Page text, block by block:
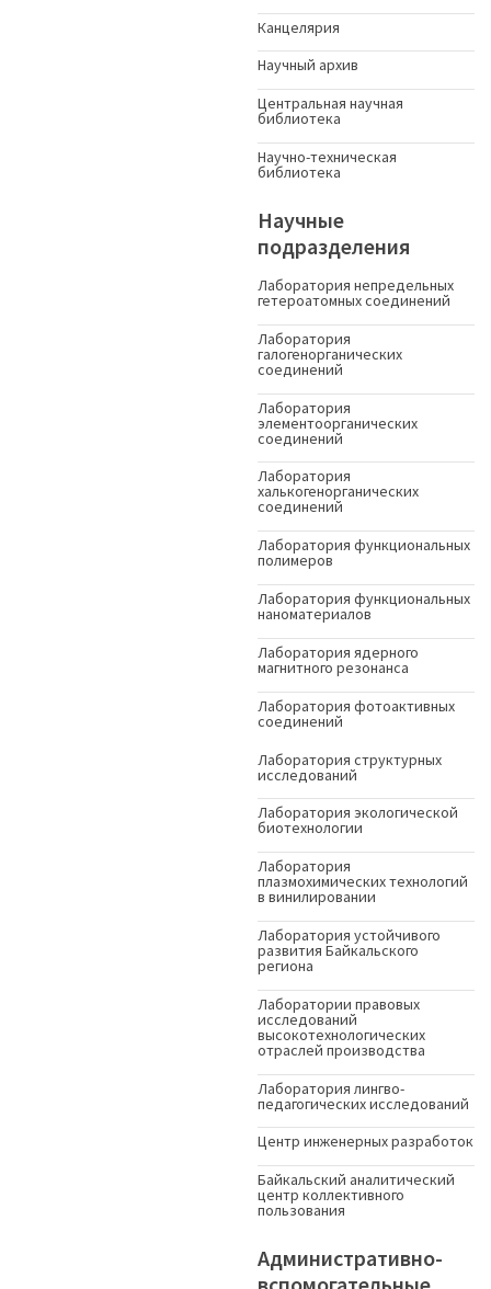
Канцелярия
Научный архив
Центральная научная
библиотека
Научно-техническая
библиотека
Научные
подразделения
Лаборатория непредельных
гетероатомных соединений
Лаборатория
галогенорганических
соединений
Лаборатория
элементоорганических
соединений
Лаборатория
халькогенорганических
соединений
Лаборатория функциональных
полимеров
Лаборатория функциональных
наноматериалов
Лаборатория ядерного
магнитного резонанса
Лаборатория фотоактивных
соединений
Лаборатория структурных
исследований
Лаборатория экологической
биотехнологии
Лаборатория
плазмохимических технологий
в винилировании
Лаборатория устойчивого
развития Байкальского
региона
Лаборатории правовых
исследований
высокотехнологических
отраслей производства
Лаборатория лингво-
педагогических исследований
Центр инженерных разработок
Байкальский аналитический
центр коллективного
пользования
Административно-